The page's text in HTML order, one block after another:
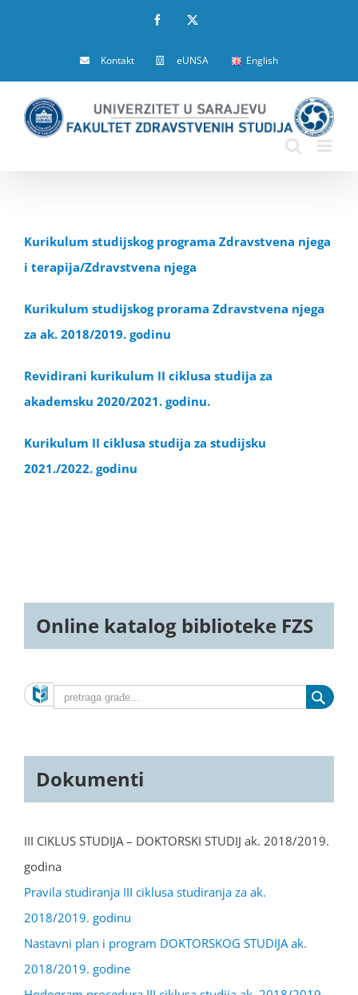
Facebook
Kontakt eUNSA English
Kurikulum studijskog programa Zdravstvena njega
i terapija/Zdravstvena njega
Kurikulum studijskog prorama Zdravstvena njega
za ak. 2018/2019. godinu
Revidirani kurikulum II ciklusa studija za
akademsku 2020/2021. godinu.
Kurikulum II ciklusa studija za studijsku
2021./2022. godinu
Online katalog biblioteke FZS
Dokumenti
III CIKLUS STUDIJA – DOKTORSKI STUDIJ ak. 2018/2019.
godina
Pravila studiranja III ciklusa studiranja za ak.
2018/2019. godinu
Nastavni plan i program DOKTORSKOG STUDIJA ak.
2018/2019. godine